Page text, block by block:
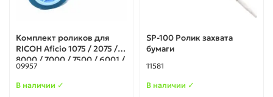
Комплект роликов для
RICOH Aficio 1075 / 2075 /
8000 / 7000 / 7500 / 6001 /
9001 (AF032080 /
AF030081 / AF031082)
09957
В наличии ✓
SP-100 Ролик захвата
бумаги
11581
В наличии ✓